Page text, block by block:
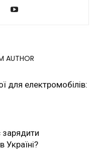
AUTHOR
для електромобілів:
зарядити
Україні?